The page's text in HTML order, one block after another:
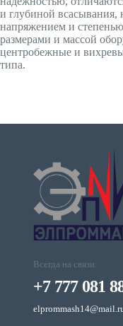
и глубиной всасывания,
напряжением и
размерами и массой
центробежные и
типа.
Всегда на связи:
+7 777 081